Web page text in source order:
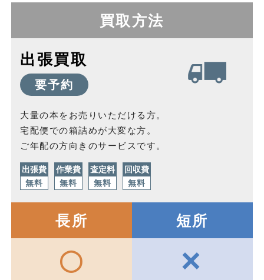
買取方法
出張買取
要予約
大量の本をお売りいただける方。
宅配便での箱詰めが大変な方。
ご年配の方向きのサービスです。
出張費
無料
作業費
無料
査定料
無料
回収費
無料
長所
◯
短所
×